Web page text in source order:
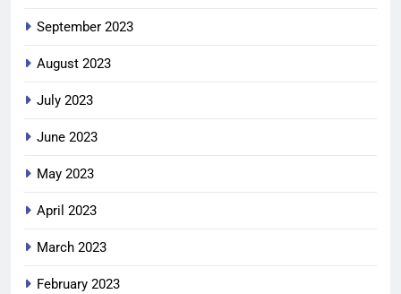
September 2023
August 2023
July 2023
June 2023
May 2023
April 2023
March 2023
February 2023